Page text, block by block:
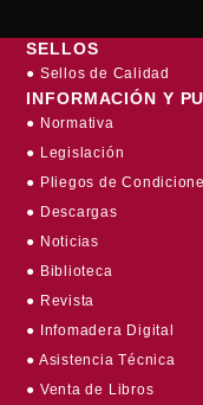
SELLOS
● Sellos de Calidad
INFORMACIÓN Y
● Normativa
● Legislación
● Pliegos de
● Descargas
● Noticias
● Biblioteca
● Revista
● Infomadera Digital
● Asistencia Técnica
● Venta de Libros